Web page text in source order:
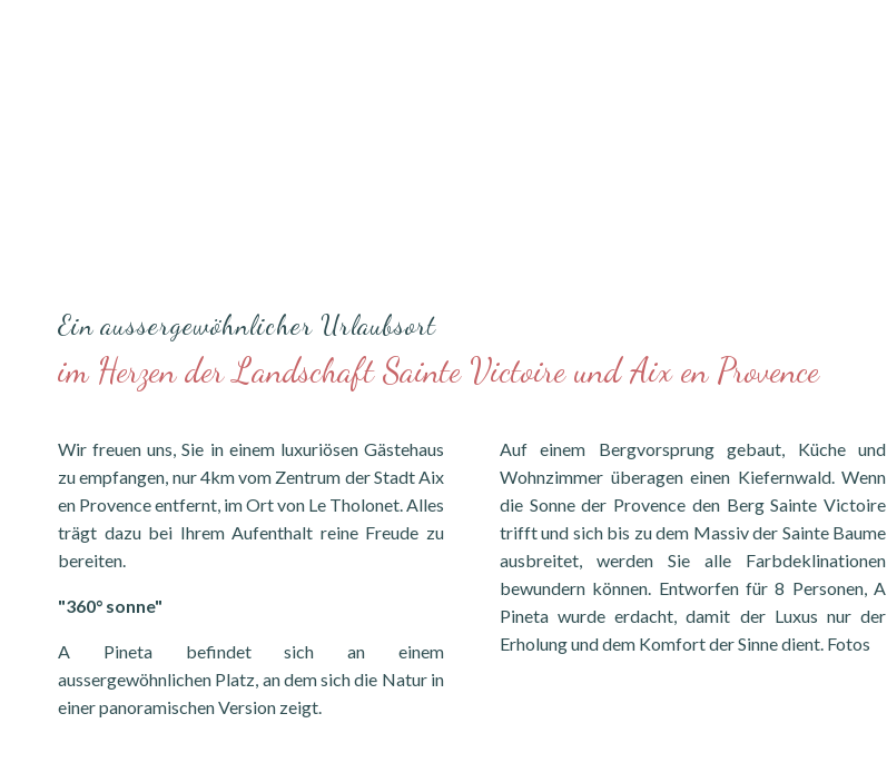
Ein aussergewöhnlicher Urlaubsort
im Herzen der Landschaft Sainte Victoire und Aix en Provence
Wir freuen uns, Sie in einem luxuriösen Gästehaus
zu empfangen, nur 4km vom Zentrum der Stadt Aix
en Provence entfernt, im Ort von Le Tholonet. Alles
trägt dazu bei Ihrem Aufenthalt reine Freude zu
bereiten.
"360° sonne"
A Pineta befindet sich an einem
aussergewöhnlichen Platz, an dem sich die Natur in
einer panoramischen Version zeigt.
Auf einem Bergvorsprung gebaut, Küche und
Wohnzimmer überagen einen Kiefernwald. Wenn
die Sonne der Provence den Berg Sainte Victoire
trifft und sich bis zu dem Massiv der Sainte Baume
ausbreitet, werden Sie alle Farbdeklinationen
bewundern können. Entworfen für 8 Personen, A
Pineta wurde erdacht, damit der Luxus nur der
Erholung und dem Komfort der Sinne dient. Fotos